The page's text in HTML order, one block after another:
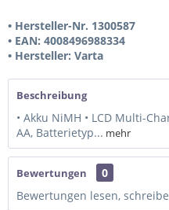
• Hersteller-Nr. 1300587
• EAN: 4008496988334
• Hersteller: Varta
Beschreibung
• Akku NiMH • LCD Multi-
AA, Batterietyp... mehr
Bewertungen
0
Bewertungen lesen,